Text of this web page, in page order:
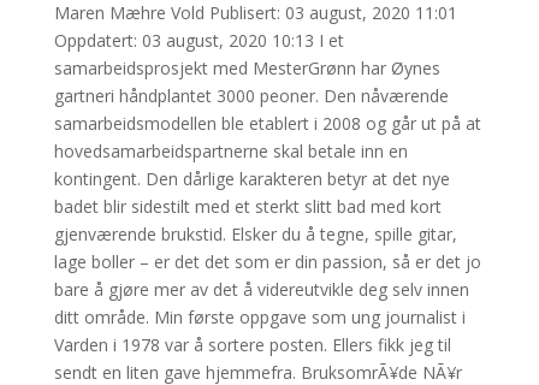
Maren Mæhre Vold Publisert: 03 august, 2020 11:01
Oppdatert: 03 august, 2020 10:13 I et
samarbeidsprosjekt med MesterGrønn har Øynes
gartneri håndplantet 3000 peoner. Den nåværende
samarbeidsmodellen ble etablert i 2008 og går ut på at
hovedsamarbeidspartnerne skal betale inn en
kontingent. Den dårlige karakteren betyr at det nye
badet blir sidestilt med et sterkt slitt bad med kort
gjenværende brukstid. Elsker du å tegne, spille gitar,
lage boller – er det det som er din passion, så er det jo
bare å gjøre mer av det å videreutvikle deg selv innen
ditt område. Min første oppgave som ung journalist i
Varden i 1978 var å sortere posten. Ellers fikk jeg til
sendt en liten gave hjemmefra. BruksomrÃ¥de NÃ¥r